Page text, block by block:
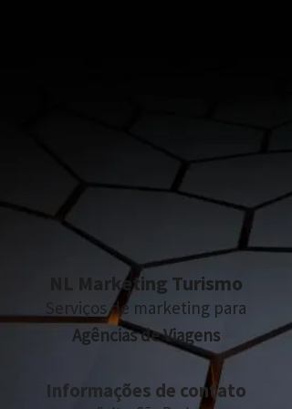
NL Marketing Turismo
Serviços de marketing para
Agências de Viagens
Informações de contato